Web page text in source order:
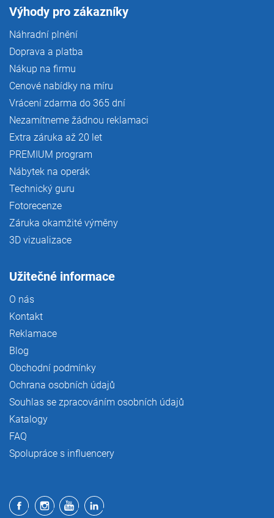
Výhody pro zákazníky
Náhradní plnění
Doprava a platba
Nákup na firmu
Cenové nabídky na míru
Vrácení zdarma do 365 dní
Nezamítneme žádnou reklamaci
Extra záruka až 20 let
PREMIUM program
Nábytek na operák
Technický guru
Fotorecenze
Záruka okamžité výměny
3D vizualizace
Užitečné informace
O nás
Kontakt
Reklamace
Blog
Obchodní podmínky
Ochrana osobních údajů
Souhlas se zpracováním osobních údajů
Katalogy
FAQ
Spolupráce s influencery